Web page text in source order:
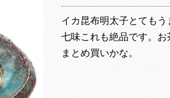
イカ昆布明太子とても
七味これも絶品です。
まとめ買いかな。